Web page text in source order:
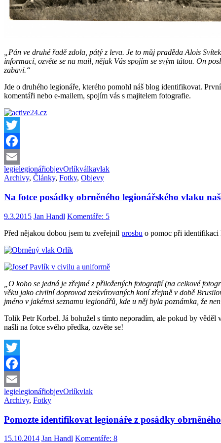
„Pán ve druhé řadě zdola, pátý z leva. Je to můj praděda Alois
informací, ozvěte se na mail, nějak Vás spojím se svým tátou. On
zabaví.“
Jde o druhého legionáře, kterého pomohl náš blog identifikovat.
komentáři nebo e-mailem, spojím vás s majitelem fotografie.
Twitter
Facebook
Email
legielegionářiobjevOrlíkválkavlak
Archivy, Články, Fotky, Objevy
Na fotce posádky obrněného legionářského vlaku
9.3.2015 Jan Handl Komentáře: 5
Před nějakou dobou jsem tu zveřejnil prosbu o pomoc při identifikaci
„O koho se jedná je zřejmé z přiložených fotografií (na celkové
věku jako civilní doprovod zrekvírovaných koní zřejmě v době
jméno v jakémsi seznamu legionářů, kde u něj byla poznámka, že
Tolik Petr Korbel. Já bohužel s tímto neporadím, ale pokud by
našli na fotce svého předka, ozvěte se!
Twitter
Facebook
Email
legielegionářiobjevOrlíkvlak
Archivy, Fotky
Pomozte identifikovat legionáře z posádky
15.10.2014 Jan Handl Komentáře: 8